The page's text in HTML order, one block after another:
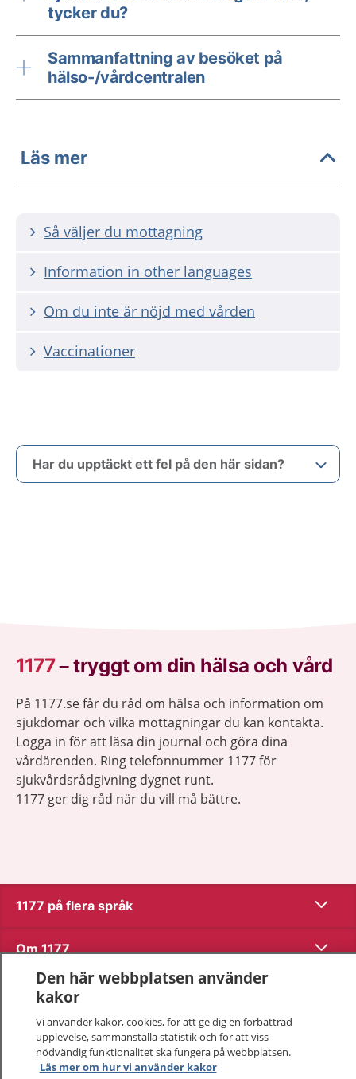
tycker du?
Sammanfattning av besöket på
hälso-/vårdcentralen
Läs mer
Så väljer du mottagning
Information in other languages
Om du inte är nöjd med vården
Vaccinationer
Har du upptäckt ett fel på den här sidan?
1177–tryggt om din hälsa och vård
På 1177.se får du råd om hälsa och information om
sjukdomar och vilka mottagningar du kan kontakta.
Logga in för att läsa din journal och göra dina
vårdärenden. Ring telefonnummer 1177 för
sjukvårdsrådgivning dygnet runt.
1177 ger dig råd när du vill må bättre.
1177 på flera språk Visa
Om 1177 Visa
Kontakt
Behandling av personuppgifter
Den här webbplatsen använder
kakor
Vi använder kakor, cookies, för att ge dig en förbättrad
upplevelse, sammanställa statistik och för att viss
nödvändig funktionalitet ska fungera på webbplatsen.
Läs mer om hur vi använder kakor